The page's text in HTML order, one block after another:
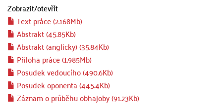
Zobrazit/otevřít
Text práce (2.168Mb)
Abstrakt (45.85Kb)
Abstrakt (anglicky) (35.84Kb)
Příloha práce (1.985Mb)
Posudek vedoucího (490.6Kb)
Posudek oponenta (445.4Kb)
Záznam o průběhu obhajoby (91.23Kb)